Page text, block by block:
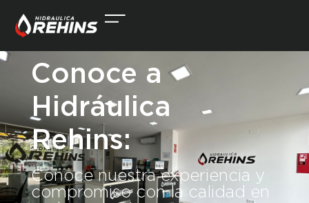
Conoce a
Hidráulica
Rehins:
Conoce nuestra experiencia y
compromiso con la calidad en